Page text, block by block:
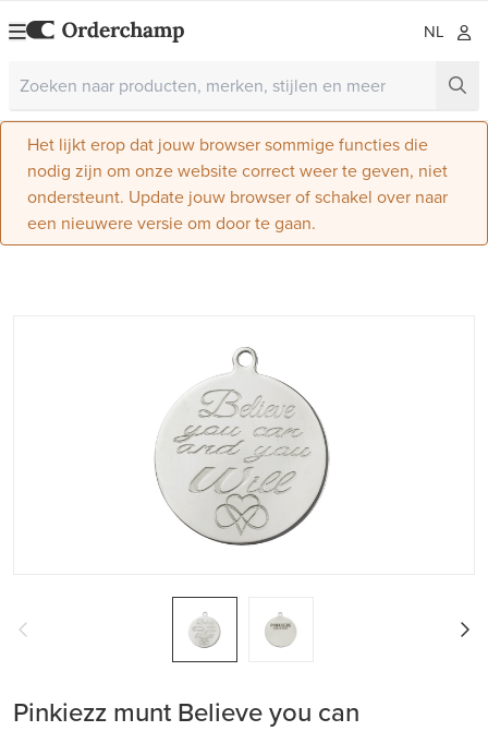
NL
Het lijkt erop dat jouw browser sommige functies die
nodig zijn om onze website correct weer te geven, niet
ondersteunt. Update jouw browser of schakel over naar
een nieuwere versie om door te gaan.
Pinkiezz munt Believe you can